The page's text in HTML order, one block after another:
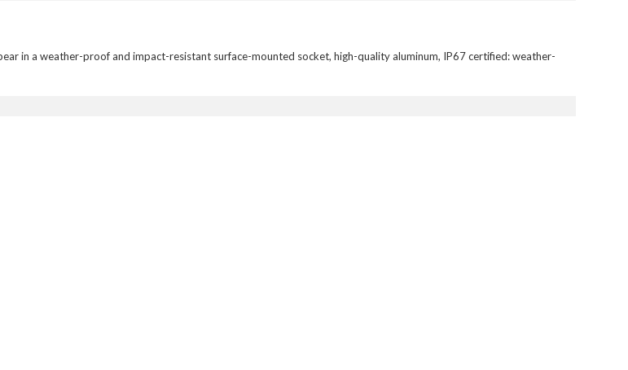
in a weather-proof and impact-resistant surface-mounted socket, high-quality aluminum, IP67 certified: weather-